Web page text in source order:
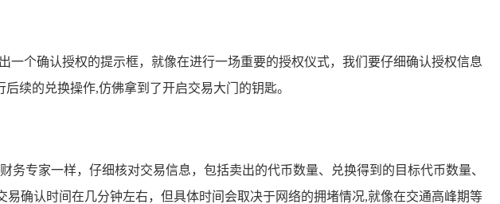
一个确认授权的提示框，就像在进行一场重要的授权仪式，我们要仔细确认授权信息
续的兑换操作,仿佛拿到了开启交易大门的钥匙。
专家一样，仔细核对交易信息，包括卖出的代币数量、兑换得到的目标代币数量、
确认时间在几分钟左右，但具体时间会取决于网络的拥堵情况,就像在交通高峰期等